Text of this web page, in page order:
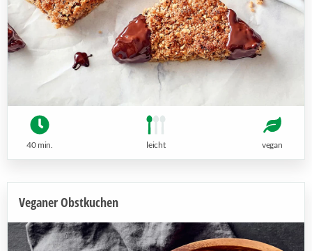
40 min. leicht vegan
Veganer Obstkuchen